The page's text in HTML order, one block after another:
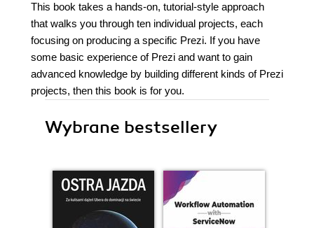
This book takes a hands-on, tutorial-style approach
that walks you through ten individual projects, each
focusing on producing a specific Prezi. If you have
some basic experience of Prezi and want to gain
advanced knowledge by building different kinds of Prezi
projects, then this book is for you.
Wybrane bestsellery